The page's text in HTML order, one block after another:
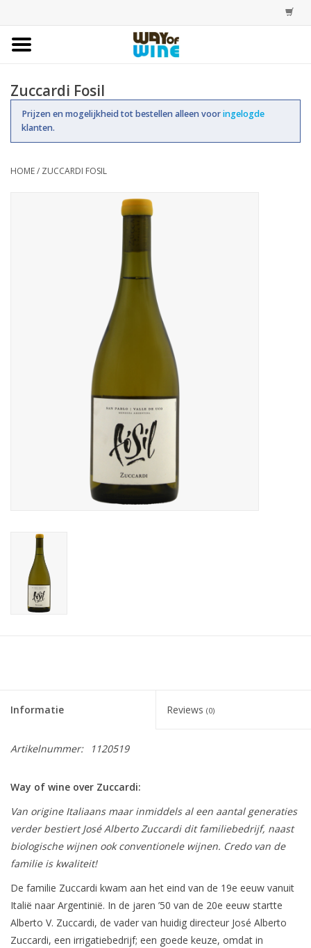
Bestellingen
Assortiment
Zuccardi Fosil
Prijzen en mogelijkheid tot bestellen alleen vooringelogde
klanten.
HOME/ ZUCCARDI FOSIL
Informatie Reviews (0)
Artikelnummer: 1120519
Way of wine over Zuccardi:
Van origine Italiaans maar inmiddels al een aantal generaties
verder bestiert José Alberto Zuccardi dit familiebedrijf, naast
biologische wijnen ook conventionele wijnen. Credo van de
familie is kwaliteit!
De familie Zuccardi kwam aan het eind van de 19e eeuw vanuit
Italië naar Argentinië. In de jaren ’50 van de 20e eeuw startte
Alberto V. Zuccardi, de vader van huidig directeur José Alberto
Zuccardi, een irrigatiebedrijf; een goede keuze, omdat in